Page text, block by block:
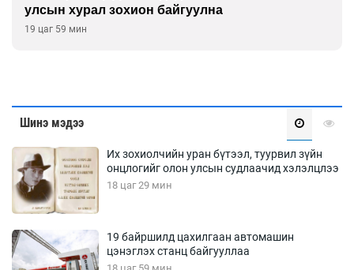
байгуулна
Шинэ мэдээ
Их зохиолчийн уран бүтээл, туурвил зүйн
онцлогийг олон улсын судлаачид хэлэлцлээ
18 цаг 29 мин
19 байршилд цахилгаан автомашин
цэнэглэх станц байгууллаа